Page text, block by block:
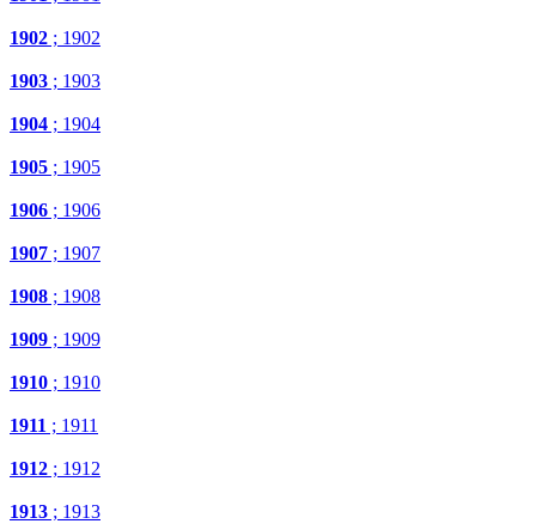
1902 ; 1902
1903 ; 1903
1904 ; 1904
1905 ; 1905
1906 ; 1906
1907 ; 1907
1908 ; 1908
1909 ; 1909
1910 ; 1910
1911 ; 1911
1912 ; 1912
1913 ; 1913